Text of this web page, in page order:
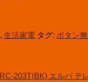
, 生活家電 タグ: ボタン
エルパ テ